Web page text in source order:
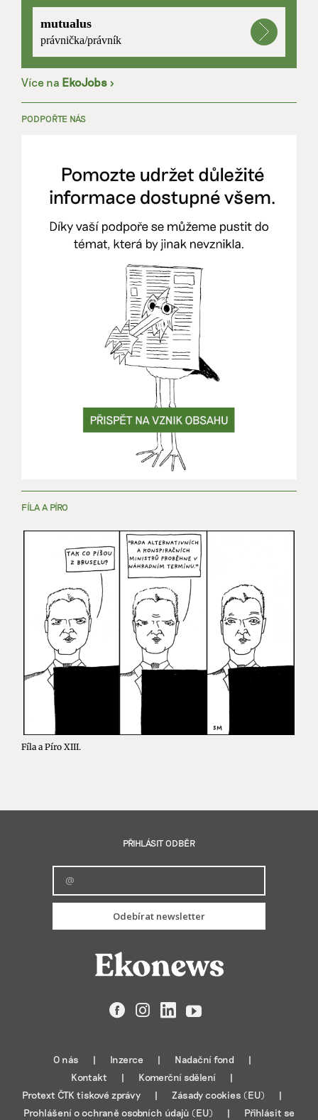
mutualus
právnička/právník
Více na EkoJobs >
PODPOŘTE NÁS
FÍLA A PÍRO
Fíla a Píro XIII.
PŘIHLÁSIT ODBĚR
Odebírat newsletter
FacebookInstagramLinkedIn
YouTube
O nás Inzerce
Nadační fond
Kontakt
Komerční sdělení
Protext ČTK tiskové zprávy
Zásady cookies (EU)
Prohlášení o ochraně osobních údajů (EU)
Přihlásit se